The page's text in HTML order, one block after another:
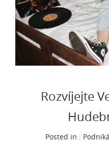
Rozvíjejte
Posted in :